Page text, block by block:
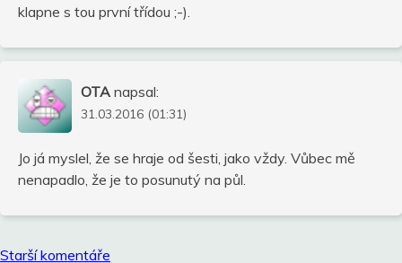
klapne s tou první třídou ;-).
OTA napsal:
31.03.2016 (01:31)
Jo já myslel, že se hraje od šesti, jako vždy. Vůbec mě
nenapadlo, že je to posunutý na půl.
Navigace
Starší komentáře